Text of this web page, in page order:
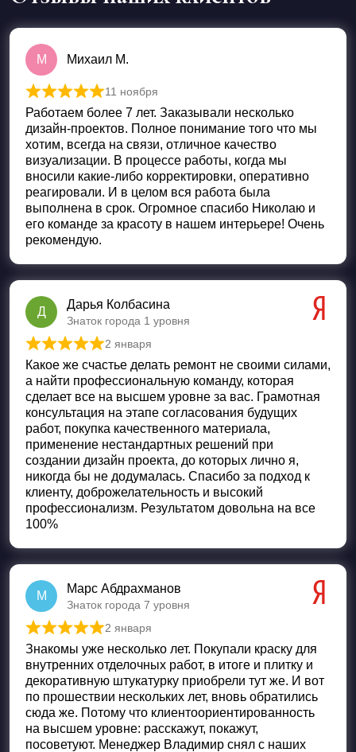
М Михаил М.
Оценка5 из 5
11 ноября
Работаем более 7 лет. Заказывали несколько
дизайн-проектов. Полное понимание того что мы
хотим, всегда на связи, отличное качество
визуализации. В процессе работы, когда мы
вносили какие-либо корректировки, оперативно
реагировали. И в целом вся работа была
выполнена в срок. Огромное спасибо Николаю и
его команде за красоту в нашем интерьере! Очень
рекомендую.
Д
Дарья Колбасина
Знаток города 1 уровня
Оценка 5из 5
2 января
Какое же счастье делать ремонт не своими силами,
а найти профессиональную команду, которая
сделает все на высшем уровне за вас. Грамотная
консультация на этапе согласования будущих
работ, покупка качественного материала,
применение нестандартных решений при
создании дизайн проекта, до которых лично я,
никогда бы не додумалась. Спасибо за подход к
клиенту, доброжелательность и высокий
профессионализм. Результатом довольна на все
100%
М
Марс Абдрахманов
Знаток города 7 уровня
Оценка 5из 5
2 января
Знакомы уже несколько лет. Покупали краску для
внутренних отделочных работ, в итоге и плитку и
декоративную штукатурку приобрели тут же. И вот
по прошествии нескольких лет, вновь обратились
сюда же. Потому что клиентоориентированность
на высшем уровне: расскажут, покажут,
посоветуют. Менеджер Владимир снял с наших